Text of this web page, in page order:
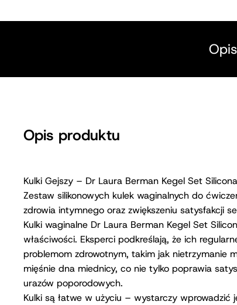
Opis produktu
Kulki Gejszy – Dr Laura Berman Kegel Set
Zestaw silikonowych kulek waginalnych do
zdrowia intymnego oraz zwiększeniu satysfakcji
Kulki waginalne Dr Laura Berman Kegel Set
właściwości. Eksperci podkreślają, że ich
problemom zdrowotnym, takim jak nietrzymanie
mięśnie dna miednicy, co nie tylko poprawia
urazów poporodowych.
Kulki są łatwe w użyciu – wystarczy